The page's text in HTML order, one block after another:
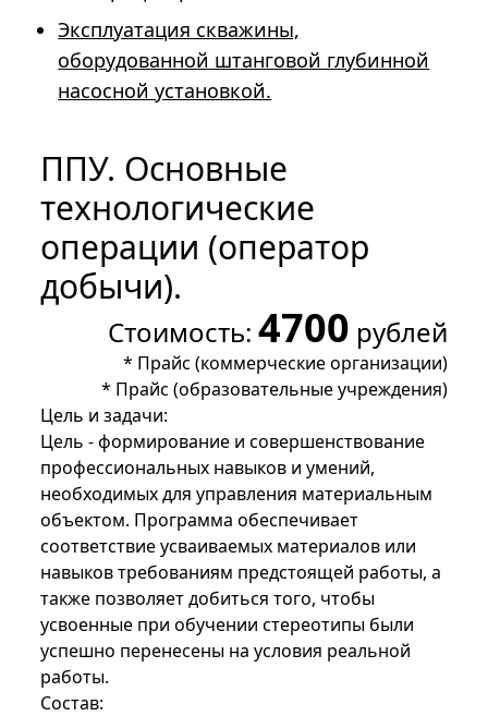
Эксплуатация скважины,
оборудованной штанговой глубинной
насосной установкой.
ППУ. Основные
технологические
операции (оператор
добычи).
Стоимость: 4700 рублей
* Прайс (коммерческие организации)
* Прайс (образовательные учреждения)
Цель и задачи:
Цель - формирование и совершенствование
профессиональных навыков и умений,
необходимых для управления материальным
объектом. Программа обеспечивает
соответствие усваиваемых материалов или
навыков требованиям предстоящей работы, а
также позволяет добиться того, чтобы
усвоенные при обучении стереотипы были
успешно перенесены на условия реальной
работы.
Состав: